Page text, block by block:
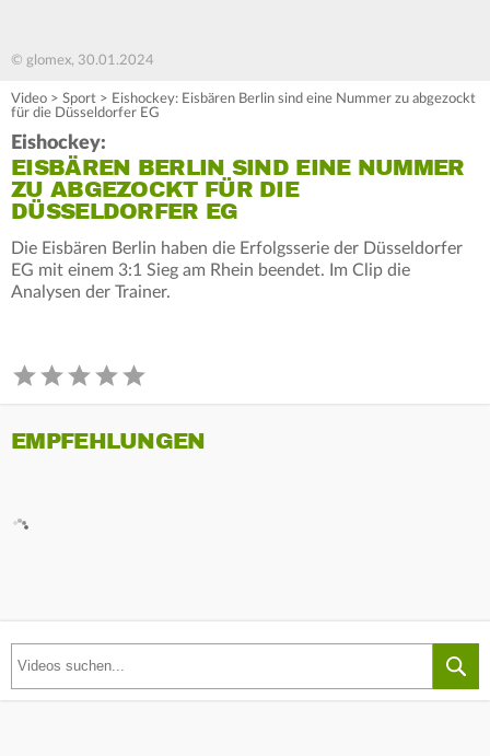
© glomex, 30.01.2024
Video > Sport > Eishockey: Eisbären Berlin sind eine Nummer zu abgezockt
für die Düsseldorfer EG
Eishockey:
EISBÄREN BERLIN SIND EINE NUMMER
ZU ABGEZOCKT FÜR DIE
DÜSSELDORFER EG
Die Eisbären Berlin haben die Erfolgsserie der Düsseldorfer
EG mit einem 3:1 Sieg am Rhein beendet. Im Clip die
Analysen der Trainer.
EMPFEHLUNGEN